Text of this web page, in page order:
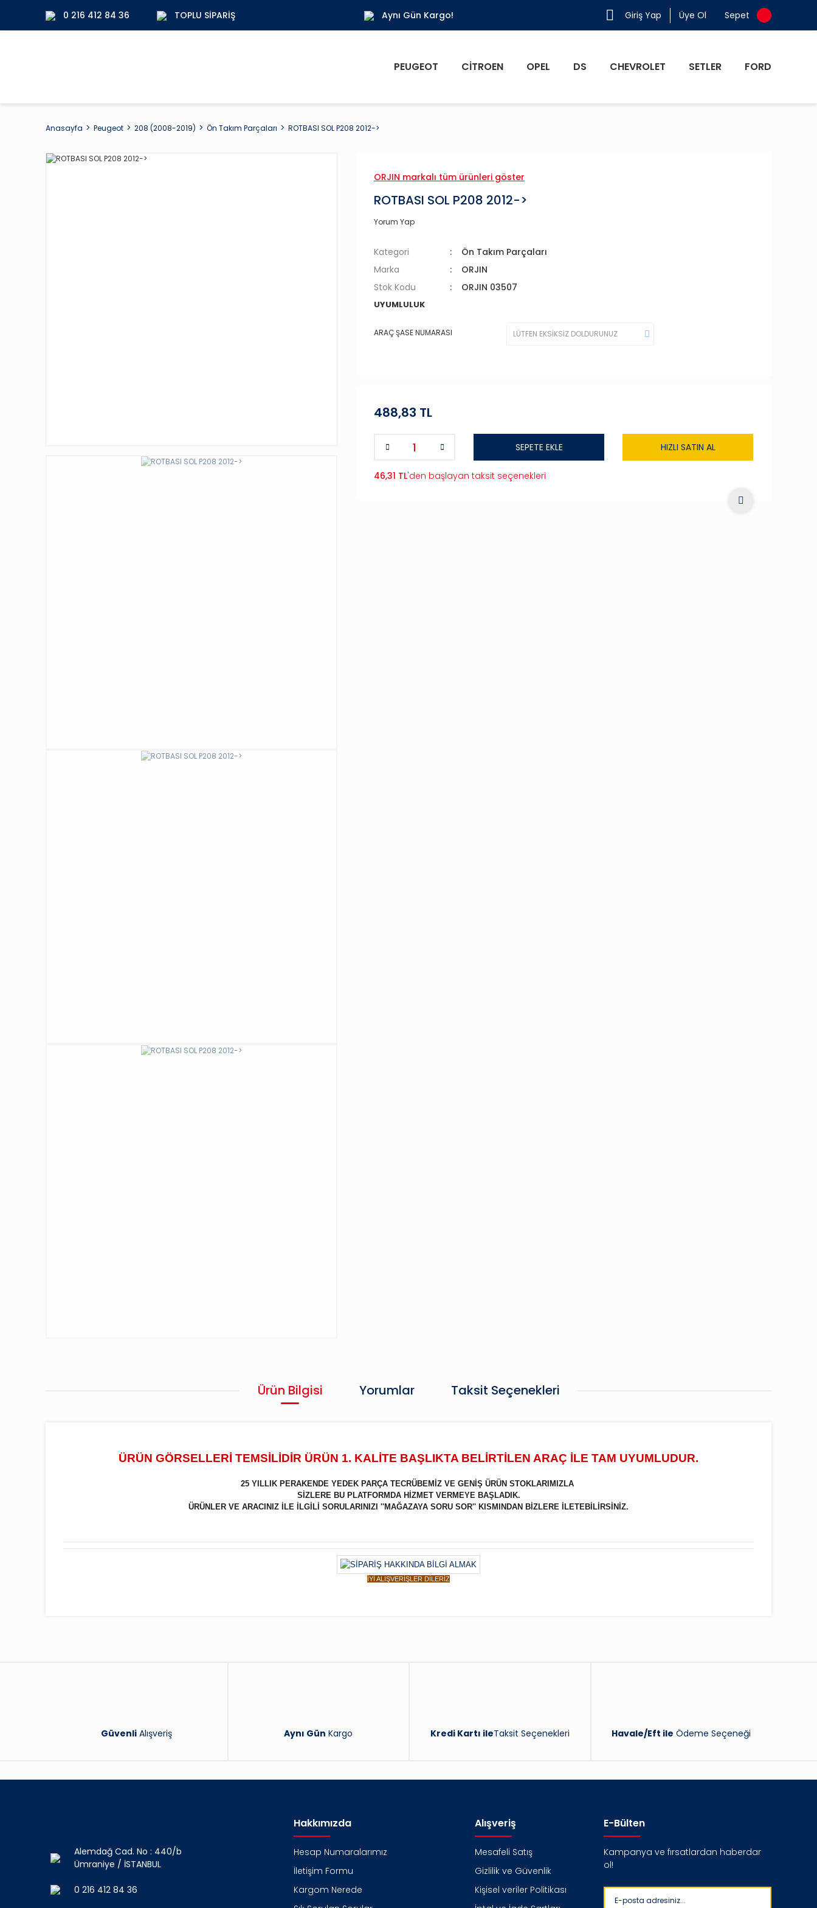
0 216 412 84 36 TOPLU SIPARIŞ Aynı Gün Kargo! Giriş Yap Üye Ol Sepet
PEUGEOT CITROEN OPEL DS CHEVROLET SETLER FORD
Anasayfa Peugeot 208 (2008-2019) Ön Takım Parçaları ROTBASI SOL P208 2012->
ORJIN markalı tüm ürünleri göster
ROTBASI SOL P208 2012->
Yorum Yap
Kategori
Ön Takım Parçaları
Marka
ORJIN
Stok Kodu
ORJIN 03507
UYUMLULUK
ARAÇ ŞASE NUMARASI
488,83 TL
SEPETE EKLE HIZLI SATIN AL
46,31 TL'den başlayan taksit seçenekleri
Ürün Bilgisi Yorumlar Taksit Seçenekleri
ÜRÜN GÖRSELLERİ TEMSİLİDİR ÜRÜN 1. KALİTE BAŞLIKTA BELİRTİLEN ARAÇ İLE TAM UYUMLUDUR.
25 YILLIK PERAKENDE YEDEK PARÇA TECRÜBEMİZ VE GENİŞ ÜRÜN STOKLARIMIZLA
SİZLERE BU PLATFORMDA HİZMET VERMEYE BAŞLADIK.
ÜRÜNLER VE ARACINIZ İLE İLGİLİ SORULARINIZI ''MAĞAZAYA SORU SOR'' KISMINDAN BİZLERE İLETEBİLİRSİNİZ.
İYİ ALIŞVERİŞLER DİLERİZ
GüvenliAlışveriş Aynı Gün Kargo Kredi Kartı ileTaksit Seçenekleri Havale/Eft ile Ödeme Seçeneği
Alemdağ Cad. No : 440/b
Ümraniye / İSTANBUL
0 216 412 84 36
Hakkımızda
Hesap Numaralarımız
İletişim Formu
Kargom Nerede
Alışveriş
Mesafeli Satış
Gizlilik ve Güvenlik
Kişisel veriler Politikası
E-Bülten
Kampanya ve fırsatlardan haberdar
ol!